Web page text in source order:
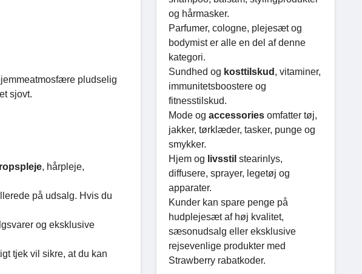
pludselig
sjovt.
, hårpleje,
på udsalg. Hvis du
og eksklusive
tjek vil sikre, at du kan
og hårmasker.
Parfumer, cologne, plejesæt og
bodymist er alle en del af denne
kategori.
Sundhed og kosttilskud , vitaminer,
immunitetsboostere og
fitnesstilskud.
Mode og accessories omfatter tøj,
jakker, tørklæder, tasker, punge og
smykker.
Hjem og livsstil stearinlys,
diffusere, sprayer, legetøj og
apparater.
Kunder kan spare penge på
hudplejesæt af høj kvalitet,
sæsonudsalg eller eksklusive
rejsevenlige produkter med
Strawberry rabatkoder.